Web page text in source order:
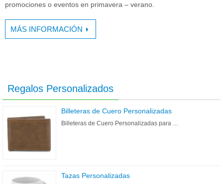
promociones o eventos en primavera – verano.
MÁS INFORMACIÓN
Regalos Personalizados
Billeteras de Cuero Personalizadas
Billeteras de Cuero Personalizadas para …
Tazas Personalizadas